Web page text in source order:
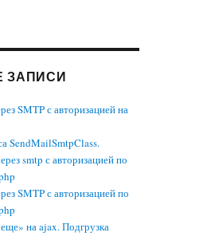
ЗАПИСИ
SMTP с авторизацией на
SendMailSmtpClass.
smtp с авторизацией по
SMTP с авторизацией по
на ajax. Подгрузка